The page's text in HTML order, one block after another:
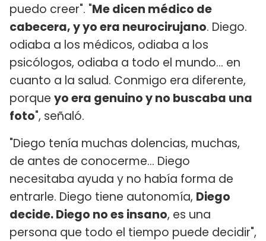
puedo creer". "Me dicen médico de
cabecera, y yo era neurocirujano. Diego.
odiaba a los médicos, odiaba a los
psicólogos, odiaba a todo el mundo... en
cuanto a la salud. Conmigo era diferente,
porque yo era genuino y no buscaba una
foto", señaló.
"Diego tenía muchas dolencias, muchas,
de antes de conocerme... Diego
necesitaba ayuda y no había forma de
entrarle. Diego tiene autonomía, Diego
decide. Diego no es insano, es una
persona que todo el tiempo puede decidir",